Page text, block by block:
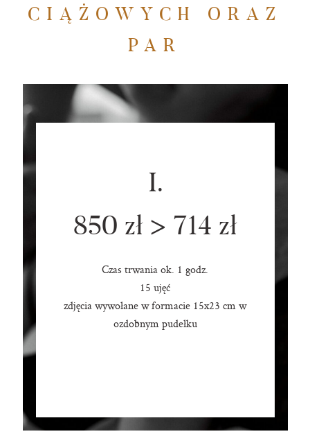
CIĄŻOWYCH ORAZ
PAR
I.
850 zł > 714 zł
Czas trwania ok. 1 godz.
15 ujęć
zdjęcia wywołane w formacie 15x23 cm w
ozdobnym pudełku